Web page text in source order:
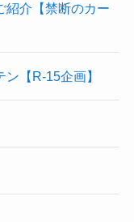
紹介【禁断のカー
【R-15企画】